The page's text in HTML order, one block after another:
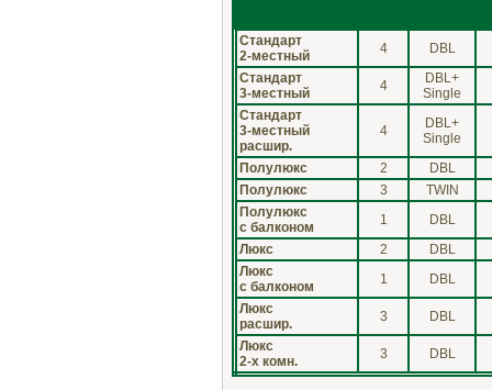
Стандарт
2-местный
4
DBL
Стандарт
3-местный
4
DBL+
Single
Стандарт
3-местный
расшир.
4
DBL+
Single
Полулюкс
2
DBL
Полулюкс
3
TWIN
Полулюкс
с балконом
1
DBL
Люкс
2
DBL
Люкс
с балконом
1
DBL
Люкс
расшир.
3
DBL
Люкс
2-х комн.
3 DBL